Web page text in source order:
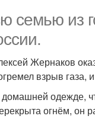
семью из
Жернаков
взрыв газа,
одежде,
огнём,